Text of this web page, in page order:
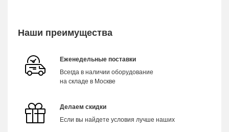
Наши преимущества
Еженедельные поставки
Всегда в наличии оборудование
на складе в Москве
Делаем скидки
Если вы найдете условия лучше наших